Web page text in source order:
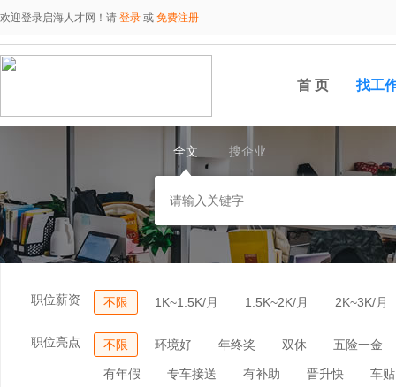
欢迎登录启海人才网！请 登录 或 免费注册
首 页 找工
全文 搜企业
职位薪资 不限 1K~1.5K/月 1.5K~2K/月 2K~3K/月
职位亮点 不限 环境好 年终奖 双休 五险一金
有年假 专车接送 有补助 晋升快 车贴